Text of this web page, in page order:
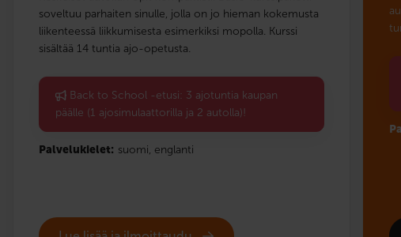
soveltuu parhaiten sinulle, jolla on jo hieman kokemusta
liikenteessä liikkumisesta esimerkiksi mopolla. Kurssi
sisältää 14 tuntia ajo-opetusta.
Back to School -etusi: 3 ajotuntia kaupan
päälle (1 ajosimulaattorilla ja 2 autolla)!
Palvelukielet: suomi, englanti